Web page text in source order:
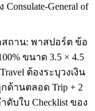
General of
สถาน: พาสปอร์ต ข้อ
ขนาด 3.5 × 4.5
ต้องระบุวงเงิน
ด้านตลอด Trip + 2
บใบ Checklist ของ